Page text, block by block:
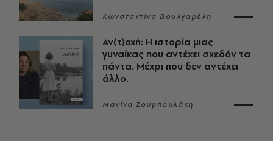
Κωνσταντίνα Βουλγαρέλη
Αν(τ)οχή: Η ιστορία μιας
γυναίκας που αντέχει σχεδόν τα
πάντα. Μέχρι που δεν αντέχει
άλλο.
Μανίνα Ζουμπουλάκη